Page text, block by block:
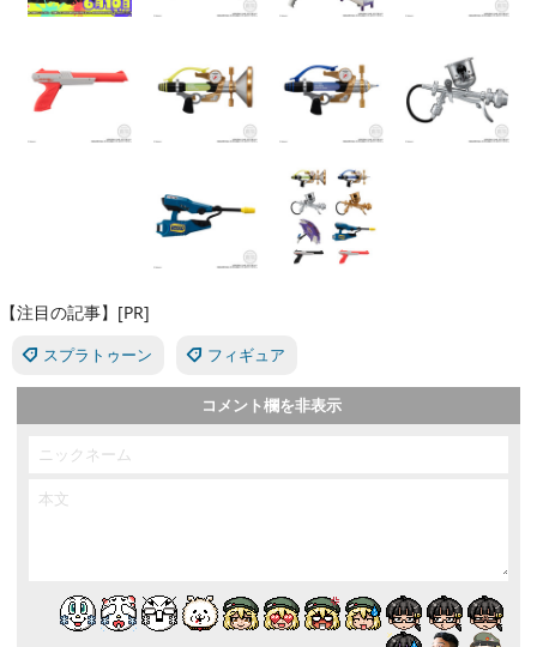
【注目の記事】[PR]
スプラトゥーン フィギュア
コメント欄を非表示